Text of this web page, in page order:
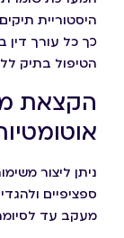
היסטוריית
כך כל עורך דין
הטיפול בתיק
הקצאת
ניתן ליצור
ספציפיים
מעקב עד